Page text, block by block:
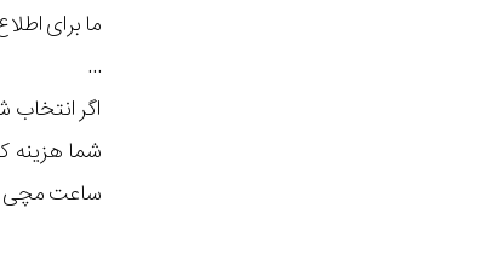
ما برای
...
اگر
شما هزینه
ساعت مچی